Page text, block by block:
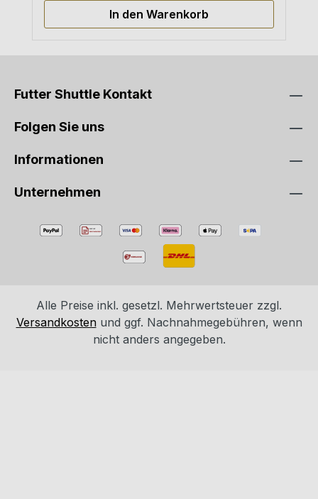
In den Warenkorb
Futter Shuttle Kontakt
Folgen Sie uns
Informationen
Unternehmen
Alle Preise inkl. gesetzl. Mehrwertsteuer zzgl.
Versandkostenund ggf. Nachnahmegebühren, wenn
nicht anders angegeben.